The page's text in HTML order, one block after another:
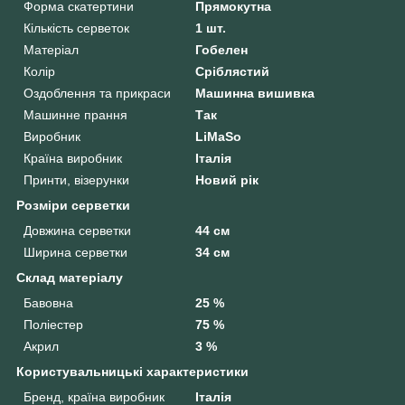
Форма скатертини
Прямокутна
Кількість серветок
1 шт.
Матеріал
Гобелен
Колір
Сріблястий
Оздоблення та прикраси
Машинна вишивка
Машинне прання
Так
Виробник
LiMaSo
Країна виробник
Італія
Принти, візерунки
Новий рік
Розміри серветки
Довжина серветки
44 см
Ширина серветки
34 см
Склад матеріалу
Бавовна
25 %
Поліестер
75 %
Акрил
3 %
Користувальницькі характеристики
Бренд, країна виробник
Італія